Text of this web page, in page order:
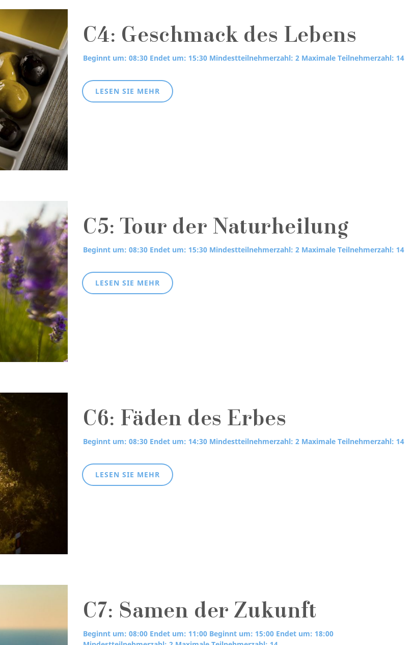
C4: Geschmack des Lebens
Beginnt um: 08:30 Endet um: 15:30 Mindestteilnehmerzahl: 2 Maximale Teilnehmerzahl: 14
LESEN SIE MEHR
C5: Tour der Naturheilung
Beginnt um: 08:30 Endet um: 15:30 Mindestteilnehmerzahl: 2 Maximale Teilnehmerzahl: 14
LESEN SIE MEHR
C6: Fäden des Erbes
Beginnt um: 08:30 Endet um: 14:30 Mindestteilnehmerzahl: 2 Maximale Teilnehmerzahl: 14
LESEN SIE MEHR
C7: Samen der Zukunft
Beginnt um: 08:00 Endet um: 11:00 Beginnt um: 15:00 Endet um: 18:00